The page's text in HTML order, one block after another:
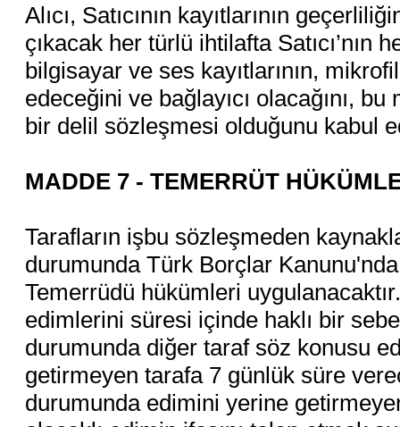
Alıcı, Satıcının kayıtlarının
çıkacak her türlü ihtilafta
bilgisayar ve ses kayıtlarının,
edeceğini ve bağlayıcı olacağını,
bir delil sözleşmesi olduğunu kabul
MADDE 7 - TEMERRÜT
Tarafların işbu sözleşmeden
durumunda Türk Borçlar
Temerrüdü hükümleri
edimlerini süresi içinde haklı bir
durumunda diğer taraf söz konusu
getirmeyen tarafa 7 günlük süre
durumunda edimini yerine